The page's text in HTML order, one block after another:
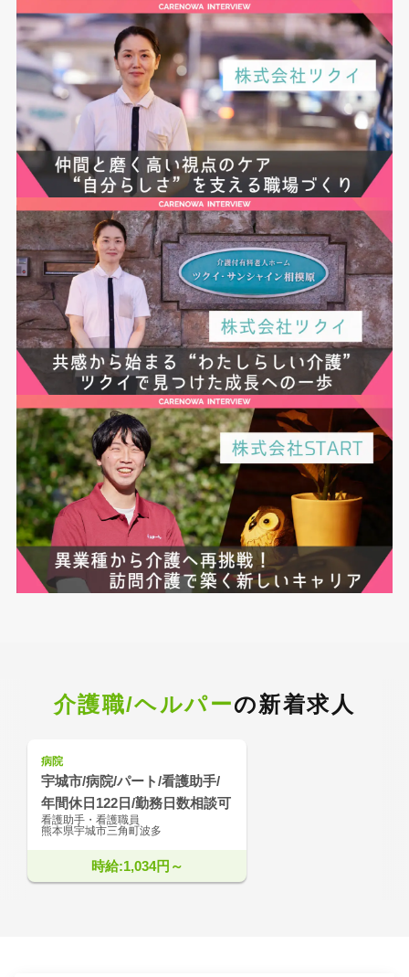
介護職/ヘルパーの新着求人
病院
宇城市/病院/パート/看護助手/
年間休日122日/勤務日数相談可
看護助手・看護職員
熊本県宇城市三角町波多
時給:1,034円～